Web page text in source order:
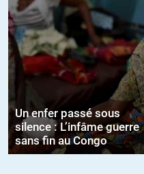
Un enfer passé sous
silence : L’infâme guerre
sans fin au Congo